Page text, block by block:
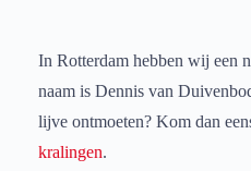
In Rotterdam hebben wij een
naam is Dennis van
lijve ontmoeten? Kom dan
kralingen.